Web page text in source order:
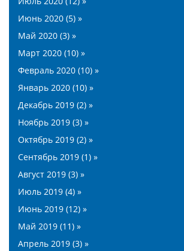
Июнь 2020 (5) »
Май 2020 (3) »
Март 2020 (10) »
Февраль 2020 (10) »
Январь 2020 (10) »
Декабрь 2019 (2) »
Ноябрь 2019 (3) »
Октябрь 2019 (2) »
Сентябрь 2019 (1) »
Август 2019 (3) »
Июль 2019 (4) »
Июнь 2019 (12) »
Май 2019 (11) »
Апрель 2019 (3) »